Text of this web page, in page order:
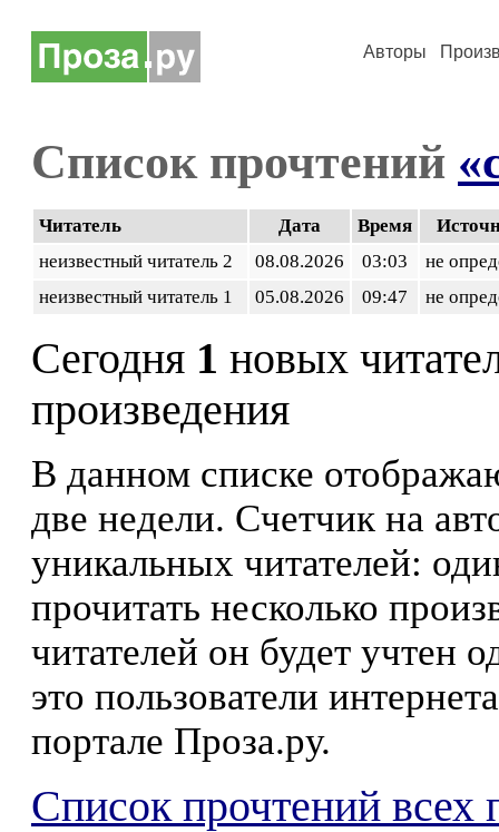
Авторы
Список прочтений
Читатель Дата Время
неизвестный читатель 2
08.08.2026 03:03
не
неизвестный читатель 1
05.08.2026 09:47 не
Сегодня 1 новых
произведения
В данном списке
две недели. Счетчик на
уникальных читателей:
прочитать несколько
читателей он будет учтен
это пользователи
портале Проза.ру.
Список прочтений всех